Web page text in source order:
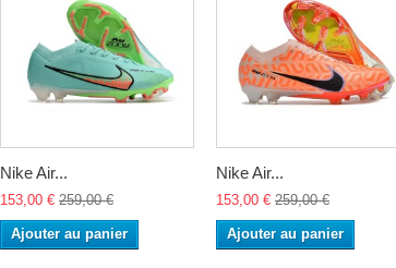
Nike Air...
153,00 € 259,00 €
Ajouter au panier
Nike Air...
153,00 € 259,00 €
Ajouter au panier